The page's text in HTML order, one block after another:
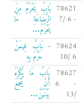
78621
- 6 /7
بَابُ يَحْرُمُ مِنَ
الرَّضَاعَةِ مَا
يَحْرُمُ...
78624 -
6 /10
بَابٌ فِيمَنْ
حَرَّمَ بِهِ
78627
- 6
/13
بَابُ مَا يُكْرَهُ
أَنْ يُجْمَعَ
بَيْنَهُنَّ...